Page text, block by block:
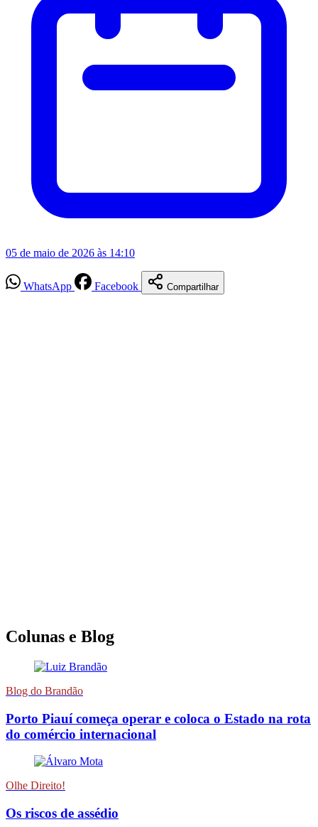
05 de maio de 2026 às 14:10
WhatsApp Facebook Compartilhar
Colunas e Blog
Blog do Brandão
Porto Piauí começa operar e coloca o Estado na rota
do comércio internacional
Olhe Direito!
Os riscos de assédio